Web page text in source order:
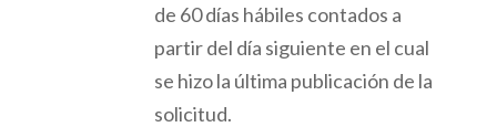
de 60 días hábiles contados a
partir del día siguiente en el cual
se hizo la última publicación de la
solicitud.